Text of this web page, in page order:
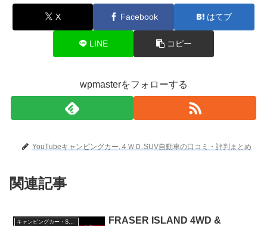
X Facebook はてブ
LINE コピー
wpmasterをフォローする
YouTubeキャンピングカー,４ＷＤ,SUV自動車の口コミ・評判まとめ
関連記事
FRASER ISLAND 4WD &